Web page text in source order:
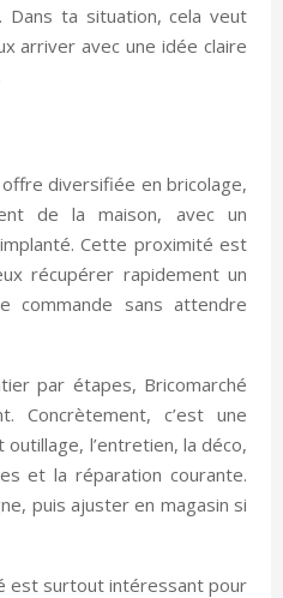
Dans ta situation, cela veut
arriver avec une idée claire
diversifiée en bricolage,
de la maison, avec un
Cette proximité est
récupérer rapidement un
commande sans attendre
par étapes, Bricomarché
Concrètement, c’est une
l’entretien, la déco,
et la réparation courante.
puis ajuster en magasin si
est surtout intéressant pour